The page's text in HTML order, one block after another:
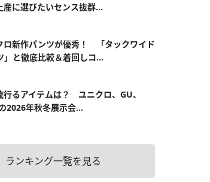
産に選びたいセンス抜群...
ロ新作パンツが優秀！ 「タックワイド
」と徹底比較＆着回しコ...
行るアイテムは？ ユニクロ、GU、
2026年秋冬展示会...
ランキング一覧を見る